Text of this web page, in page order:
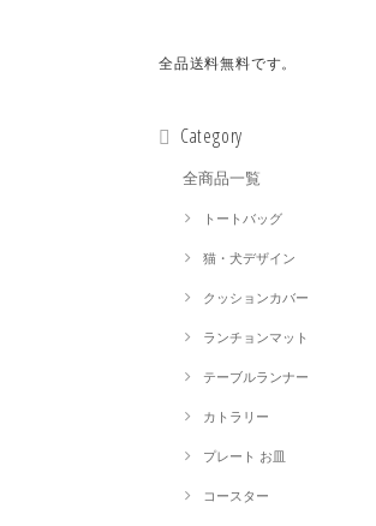
全品送料無料です。
Category
全商品一覧
トートバッグ
猫・犬デザイン
クッションカバー
ランチョンマット
テーブルランナー
カトラリー
プレート お皿
コースター